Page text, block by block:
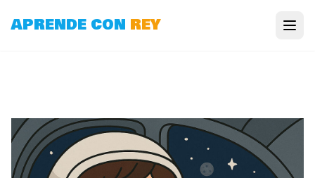
APRENDE CON REY
Aprende ajedrez
Ajedrez en el aula